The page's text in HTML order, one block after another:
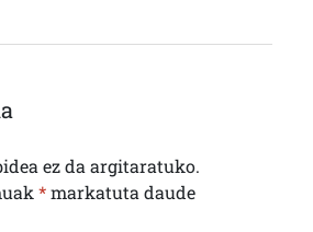
ez da argitaratuko.
*markatuta daude